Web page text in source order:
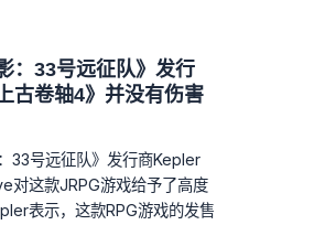
：33号远征队》发行
古卷轴4》并没有伤害
33号远征队》发行商Kepler
对这款JRPG游戏给予了高度
表示，这款RPG游戏的发售